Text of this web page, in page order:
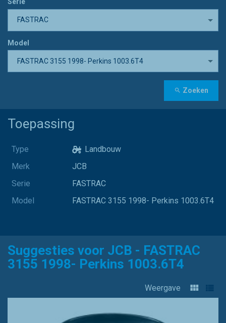
FASTRAC
Model
FASTRAC 3155 1998- Perkins 1003.6T4
Zoeken
Toepassing
Type
Landbouw
Merk
JCB
Serie
FASTRAC
Model
FASTRAC 3155 1998- Perkins 1003.6T4
Suggesties voor JCB - FASTRAC
3155 1998- Perkins 1003.6T4
Weergave